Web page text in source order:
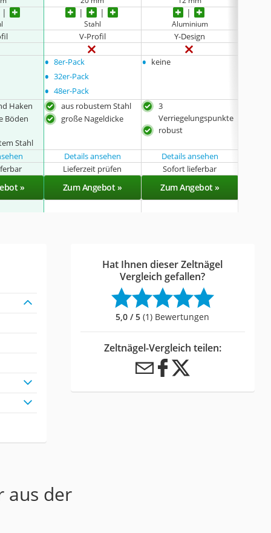
Stahl Aluminium
V-Profil Y-Design
• 8er-Pack
• 32er-Pack
• 48er-Pack
• keine
Haken
Böden
Stahl
aus robustem Stahl
große Nageldicke
3
Verriegelungspunkte
robust
Details ansehen Details ansehen
Lieferzeit prüfen Sofort lieferbar
» Zum Angebot » Zum Angebot »
Hat Ihnen dieser Zeltnägel
Vergleich gefallen?
5,0 / 5 (1) Bewertungen
Zeltnägel-Vergleich teilen:
aus der